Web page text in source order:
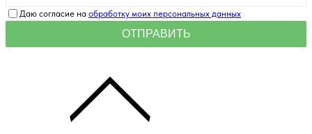
Даю согласие на обработку моих персональных данных